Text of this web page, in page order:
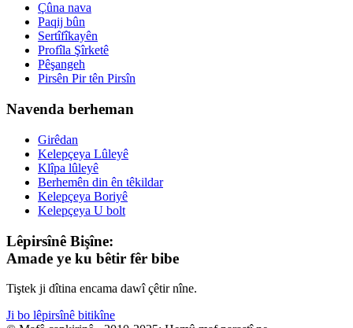
Çûna nava
Paqij bûn
Sertîfîkayên
Profîla Şîrketê
Pêşangeh
Pirsên Pir tên Pirsîn
Navenda berheman
Girêdan
Kelepçeya Lûleyê
Klîpa lûleyê
Berhemên din ên têkildar
Kelepçeya Boriyê
Kelepçeya U bolt
Lêpirsînê Bişîne:
Amade ye ku bêtir fêr bibe
Tiştek ji dîtina encama dawî çêtir nîne.
Ji bo lêpirsînê bitikîne